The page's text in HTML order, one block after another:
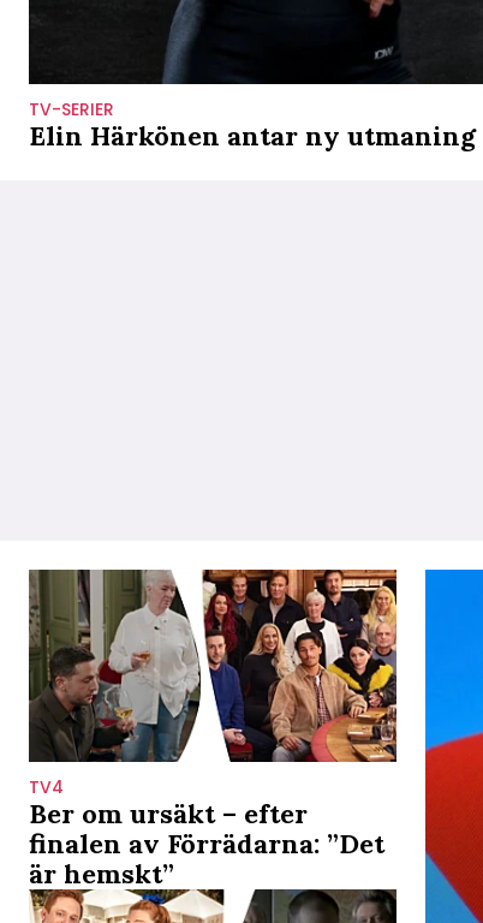
TV-SERIER
Elin Härkönen antar ny
TV4
Ber om ursäkt – efter
finalen av Förrädarna: ”Det
är hemskt”